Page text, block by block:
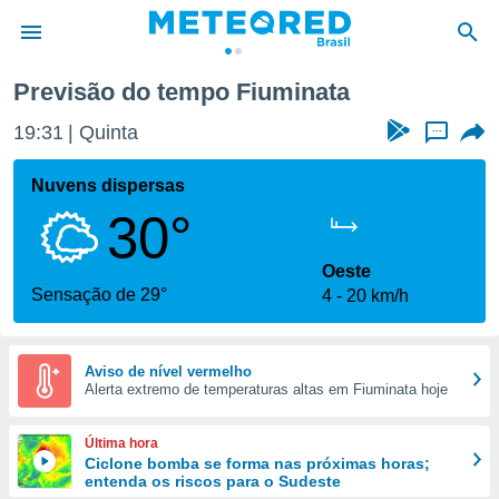
da
fornecidas
a este
das
e
forma
digital
Previsão do tempo Fiuminata
19:31 Quinta ...
Nuvens dispersas
30°
Sensação de 29°
Oeste
4
20 km/h
Aviso de nível vermelho
Alerta extremo de temperaturas altas em Fiuminata hoje
Última hora
Ciclone bomba se forma nas próximas horas;
entenda os riscos para o Sudeste